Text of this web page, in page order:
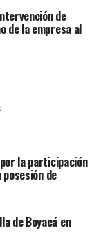
de
de la empresa al
la participación
de
de Boyacá en